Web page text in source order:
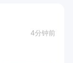
4分钟前